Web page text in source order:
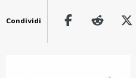
Condividi